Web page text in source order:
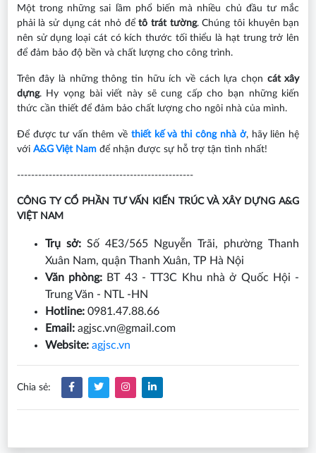
Một trong những sai lầm phổ biến mà nhiều chủ đầu tư mắc
phải là sử dụng cát nhỏ đểtô trát tường. Chúng tôi khuyên bạn
nên sử dụng loại cát có kích thước tối thiểu là hạt trung trở lên
để đảm bảo độ bền và chất lượng cho công trình.
Trên đây là những thông tin hữu ích về cách lựa chọn cát xây
dựng. Hy vọng bài viết này sẽ cung cấp cho bạn những kiến
thức cần thiết để đảm bảo chất lượng cho ngôi nhà của mình.
Để được tư vấn thêm về thiết kế và thi công nhà ở, hãy liên hệ
với A&G Việt Namđể nhận được sự hỗ trợ tận tình nhất!
--------------------------------------------------
CÔNG TY CỔ PHẦN TƯ VẤN KIẾN TRÚC VÀ XÂY DỰNG A&G
VIỆT NAM
Trụ sở:Số 4E3/565 Nguyễn Trãi, phường Thanh
Xuân Nam, quận Thanh Xuân, TP Hà Nội
Văn phòng: BT 43 - TT3C Khu nhà ở Quốc Hội -
Trung Văn - NTL -HN
Hotline:0981.47.88.66
Email: agjsc.vn@gmail.com
Website: agjsc.vn
Chia sẻ: